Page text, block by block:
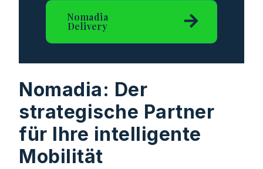
Nomadia
Delivery
Nomadia: Der
strategische Partner
für Ihre intelligente
Mobilität